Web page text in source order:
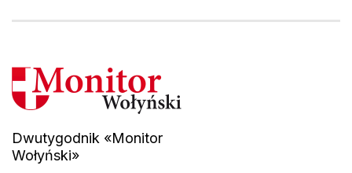
Dwutygodnik «Monitor
Wołyński»